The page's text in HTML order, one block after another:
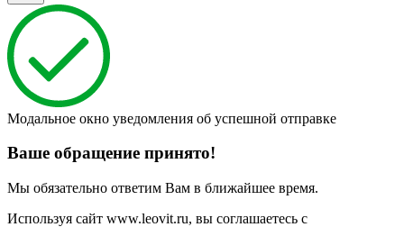
Модальное окно уведомления об успешной отправке
Ваше обращение принято!
Мы обязательно ответим Вам в ближайшее время.
Используя сайт www.leovit.ru, вы соглашаетесь с